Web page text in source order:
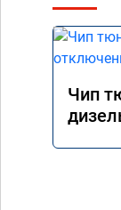
Чип